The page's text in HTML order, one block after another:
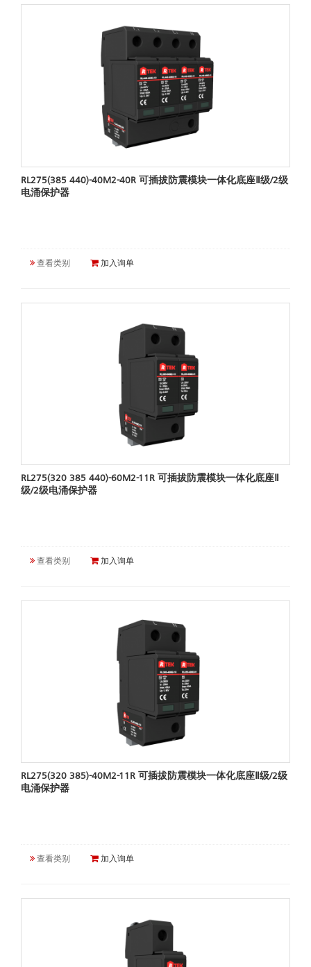
RL275(385 440)-40M2-40R 可插拔防震模块一体化底座Ⅱ级/2级
电涌保护器
查看类别 加入询单
RL275(320 385 440)-60M2-11R 可插拔防震模块一体化底座Ⅱ
级/2级电涌保护器
查看类别 加入询单
RL275(320 385)-40M2-11R 可插拔防震模块一体化底座Ⅱ级/2级
电涌保护器
查看类别 加入询单